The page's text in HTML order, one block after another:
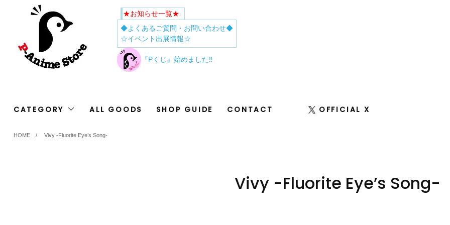
★お知らせ一覧★
◆よくあるご質問・お問い合わせ◆
☆イベント出展情報☆
『Pくじ』始めました‼
CATEGORY ALL GOODS SHOP GUIDE CONTACT OFFICIAL X
HOME/ Vivy -Fluorite Eye’s Song-
Vivy -Fluorite Eye’s Song-